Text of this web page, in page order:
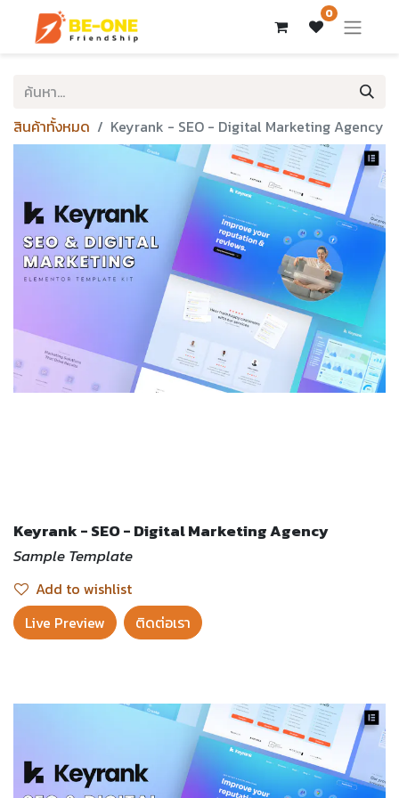
0
สินค้าทั้งหมด Keyrank - SEO - Digital Marketing Agency
Keyrank - SEO - Digital Marketing Agency
Sample Template
Add to wishlist
Live Preview​
ติดต่อเรา